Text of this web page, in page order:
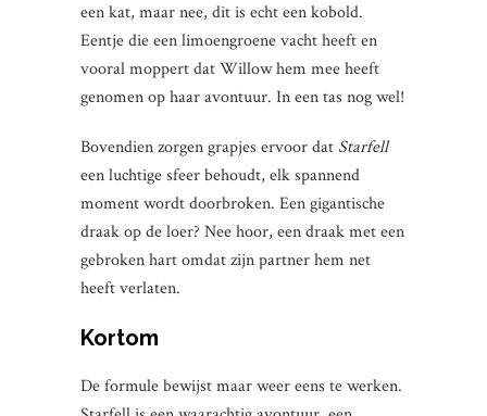
een kat, maar nee, dit is echt een kobold.
Eentje die een limoengroene vacht heeft en
vooral moppert dat Willow hem mee heeft
genomen op haar avontuur. In een tas nog wel!
Bovendien zorgen grapjes ervoor dat Starfell
een luchtige sfeer behoudt, elk spannend
moment wordt doorbroken. Een gigantische
draak op de loer? Nee hoor, een draak met een
gebroken hart omdat zijn partner hem net
heeft verlaten.
Kortom
De formule bewijst maar weer eens te werken.